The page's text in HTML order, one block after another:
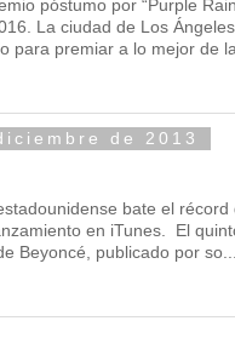
póstumo por “Purple
La ciudad de Los
para premiar a lo mejor de la
de 2013
bate el récord
en iTunes. El
Beyoncé, publicado por so...